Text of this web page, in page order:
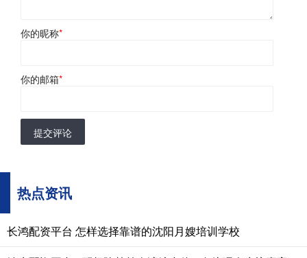
你的昵称*
你的邮箱*
提交评论
热点资讯
长鸿配资平台 怎样选择靠谱的沈阳月嫂培训学校